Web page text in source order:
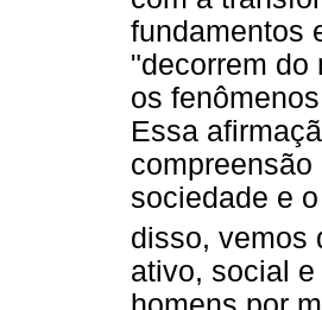
fundamentos
"decorrem do
os
Essa
sociedade e
disso, vemos
ativo, social